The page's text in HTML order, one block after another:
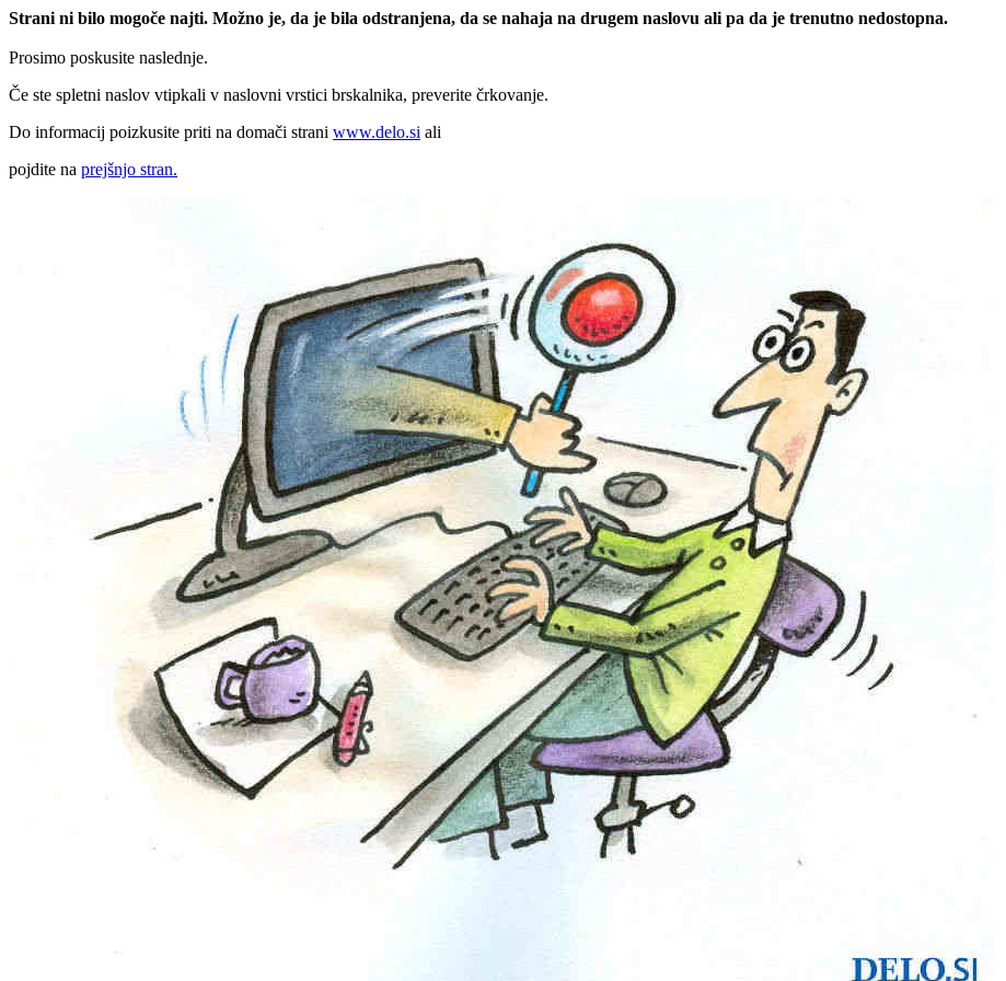
Strani ni bilo mogoče najti. Možno je, da je bila odstranjena, da se nahaja na drugem naslovu ali pa da je trenutno nedostopna.
Prosimo poskusite naslednje.
Če ste spletni naslov vtipkali v naslovni vrstici brskalnika, preverite črkovanje.
Do informacij poizkusite priti na domači strani www.delo.si ali
pojdite na prejšnjo stran.